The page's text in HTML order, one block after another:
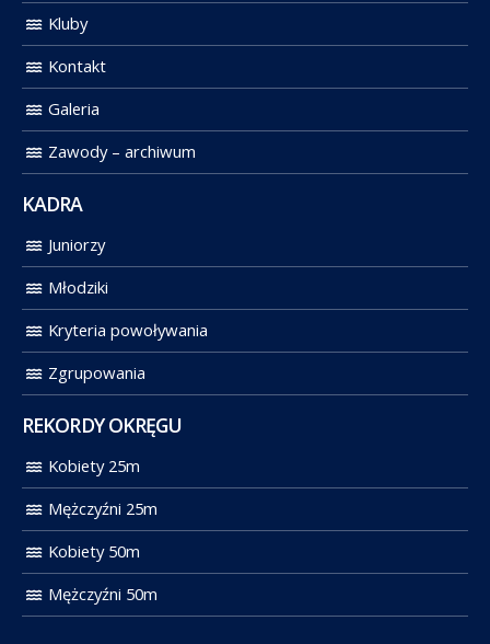
Kluby
Kontakt
Galeria
Zawody – archiwum
KADRA
Juniorzy
Młodziki
Kryteria powoływania
Zgrupowania
REKORDY OKRĘGU
Kobiety 25m
Mężczyźni 25m
Kobiety 50m
Mężczyźni 50m